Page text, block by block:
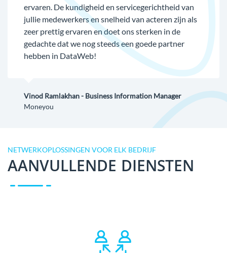
ervaren. De kundigheid en servicegerichtheid van
jullie medewerkers en snelheid van acteren zijn als
zeer prettig ervaren en doet ons sterken in de
gedachte dat we nog steeds een goede partner
hebben in DataWeb!
Vinod Ramlakhan - Business Information Manager
Moneyou
NETWERKOPLOSSINGEN VOOR ELK BEDRIJF
AANVULLENDE DIENSTEN